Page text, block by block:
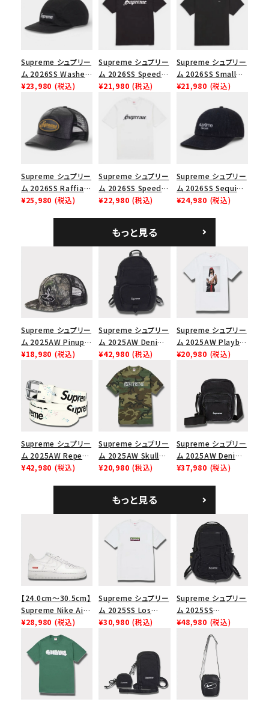
価格から探す
円 ～
在庫のない商品を表示する
絞り込んで検索する
Supreme シュプリー
ム 2026SS Washed
Chino Twill Camp
ノツイル キャンプキャ
ップ ブラック
¥23,980 (税込)
Supreme シュプリー
ム 2026SS Speed
Tee スピードTシャツ
¥21,980 (税込)
Supreme シュプリー
ム 2026SS Small
Box Tee スモールボ
¥21,980 (税込)
Supreme シュプリー
ム 2026SS Raffia
Mesh Back 5-Panel
¥25,980 (税込)
Supreme シュプリー
ム 2026SS Speed
Tee スピードTシャツ
¥22,980 (税込)
Supreme シュプリー
ム 2026SS Sequin
Denim Classic
シックロゴ 6パネルキ
ャップ ブラック
¥24,980 (税込)
もっと見る
Supreme シュプリー
ム 2025AW Pinup
Mesh Back 5-Panel
ュバック 5パネルキャ
ップ トゥルーティン
バーHTC フォールカ
¥18,980 (税込)
Supreme シュプリー
ム 2025AW Denim
Backpack デニム バ
ックパック ブラック
¥42,980 (税込)
Supreme シュプリー
ム 2025AW Playboi
Carti Tee プレイボ
¥20,980 (税込)
Supreme シュプリー
ム 2025AW Repeat
Leather Belt リピー
¥42,980 (税込)
Supreme シュプリー
ム 2025AW Skull
Tee スカル Tシャ
¥20,980 (税込)
Supreme シュプリー
ム 2025AW Denim
Shoulder Bag デニ
¥37,980 (税込)
もっと見る
【24.0cm～30.5cm】
Supreme Nike Air
Force 1 Low シュプ
リーム ナイキエアフォ
ース１スニーカー シ
ューズ ホワイト
¥28,980 (税込)
Supreme シュプリー
ム 2025SS Los
Angeles Fire Relief
スロゴTシャツ ホワ
¥30,980 (税込)
Supreme シュプリー
ム 2025SS
Backpack バックパッ
ク ブラック 黒
¥48,980 (税込)